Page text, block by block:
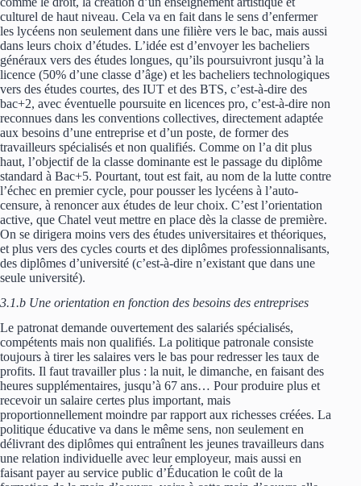
culturel de haut niveau. Cela va en fait dans le sens d’enfermer
les lycéens non seulement dans une filière vers le bac, mais aussi
dans leurs choix d’études. L’idée est d’envoyer les bacheliers
généraux vers des études longues, qu’ils poursuivront jusqu’à la
licence (50% d’une classe d’âge) et les bacheliers technologiques
vers des études courtes, des IUT et des BTS, c’est-à-dire des
bac+2, avec éventuelle poursuite en licences pro, c’est-à-dire non
reconnues dans les conventions collectives, directement adaptée
aux besoins d’une entreprise et d’un poste, de former des
travailleurs spécialisés et non qualifiés. Comme on l’a dit plus
haut, l’objectif de la classe dominante est le passage du diplôme
standard à Bac+5. Pourtant, tout est fait, au nom de la lutte contre
l’échec en premier cycle, pour pousser les lycéens à l’auto-
censure, à renoncer aux études de leur choix. C’est l’orientation
active, que Chatel veut mettre en place dès la classe de première.
On se dirigera moins vers des études universitaires et théoriques,
et plus vers des cycles courts et des diplômes professionnalisants,
des diplômes d’université (c’est-à-dire n’existant que dans une
seule université).
3.1.b Une orientation en fonction des besoins des entreprises
Le patronat demande ouvertement des salariés spécialisés,
compétents mais non qualifiés. La politique patronale consiste
toujours à tirer les salaires vers le bas pour redresser les taux de
profits. Il faut travailler plus : la nuit, le dimanche, en faisant des
heures supplémentaires, jusqu’à 67 ans… Pour produire plus et
recevoir un salaire certes plus important, mais
proportionnellement moindre par rapport aux richesses créées. La
politique éducative va dans le même sens, non seulement en
délivrant des diplômes qui entraînent les jeunes travailleurs dans
une relation individuelle avec leur employeur, mais aussi en
faisant payer au service public d’Éducation le coût de la